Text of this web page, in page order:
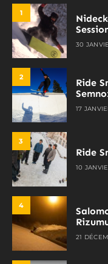
1
30
2
Ride
17
3
Ride
10
4
21